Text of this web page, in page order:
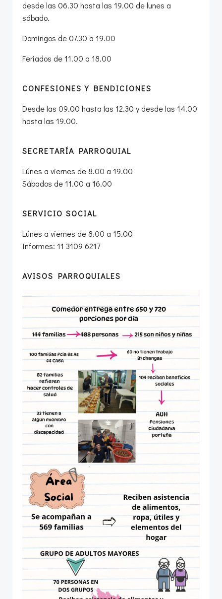
desde las 06.30 hasta las 19.00 de lunes a
sábado.
Domingos de 07.30 a 19.00
Feriados de 11.00 a 18.00
CONFESIONES Y BENDICIONES
Desde las 09.00 hasta las 12.30 y desde las 14.00
hasta las 19.00.
SECRETARÍA PARROQUIAL
Lúnes a viernes de 8.00 a 19.00
Sábados de 11.00 a 16.00
SERVICIO SOCIAL
Lúnes a viernes de 8.00 a 15.00
Informes: 11 3109 6217
AVISOS PARROQUIALES